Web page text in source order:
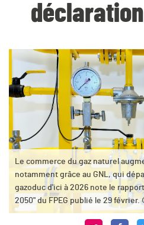
déclaration
Le commerce du gaz naturel
notamment grâce au GNL, qui
gazoduc d'ici à 2026 note le
2050" du FPEG publié le 29